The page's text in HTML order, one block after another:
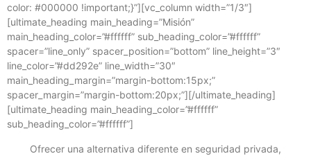
color: #000000 !important;}”][vc_column width=”1/3″]
[ultimate_heading main_heading=”Misión”
main_heading_color=”#ffffff” sub_heading_color=”#ffffff”
spacer=”line_only” spacer_position=”bottom” line_height=”3″
line_color=”#dd292e” line_width=”30″
main_heading_margin=”margin-bottom:15px;”
spacer_margin=”margin-bottom:20px;”][/ultimate_heading]
[ultimate_heading main_heading_color=”#ffffff”
sub_heading_color=”#ffffff”]
Ofrecer una alternativa diferente en seguridad privada,